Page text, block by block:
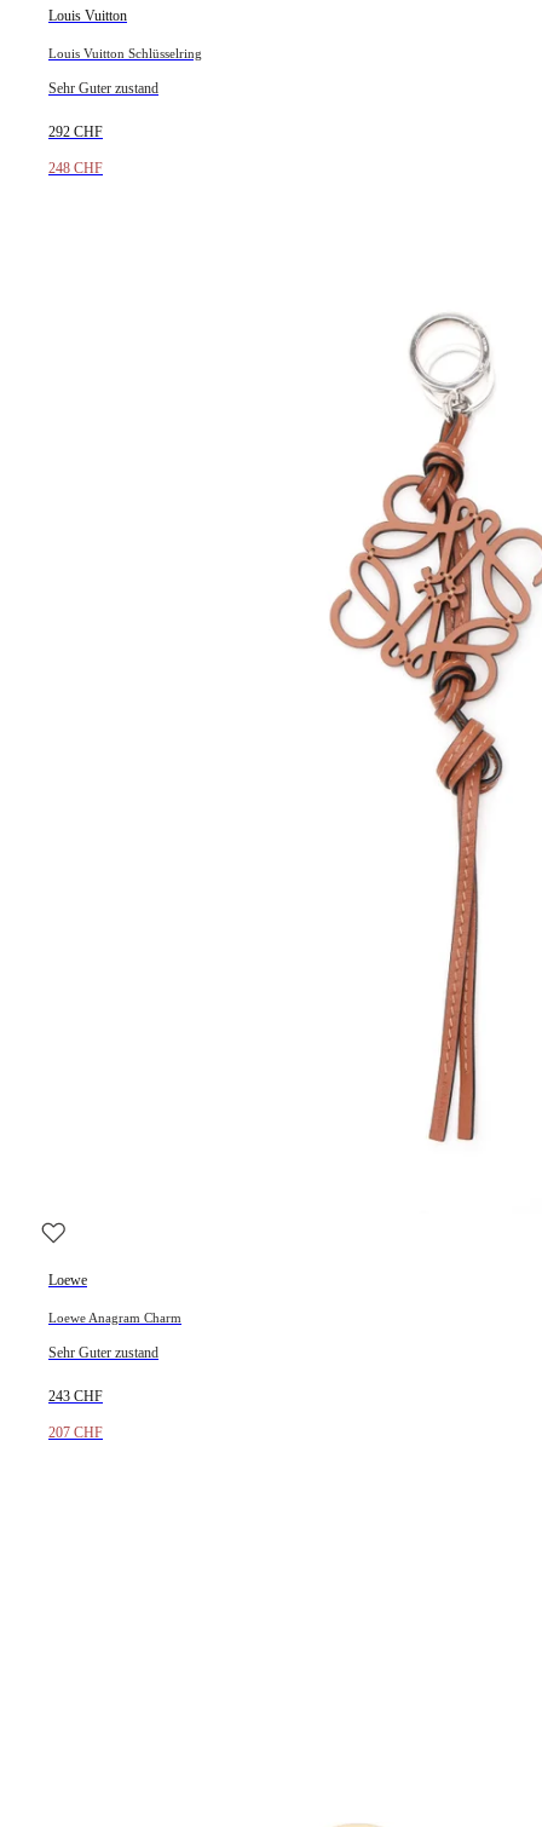
Louis Vuitton
Louis Vuitton Schlüsselring
Sehr Guter zustand
292 CHF
248 CHF
Loewe
Loewe Anagram Charm
Sehr Guter zustand
243 CHF
207 CHF